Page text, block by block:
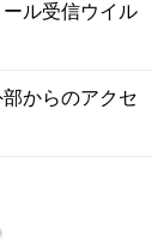
ール受信ウイル
からのアクセ